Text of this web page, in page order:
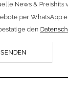
News & Preishits
per WhatsApp
den